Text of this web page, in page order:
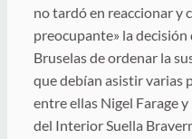
no tardó en reaccionar y
preocupante» la
Bruselas de ordenar la
que debían asistir varias
entre ellas Nigel Farage
del Interior Suella